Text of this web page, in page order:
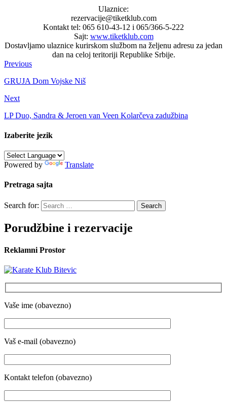
Ulaznice:
rezervacije@tiketklub.com
Kontakt tel: 065 610-43-12 i 065/366-5-222
Sajt: www.tiketklub.com
Dostavljamo ulaznice kurirskom službom na željenu adresu za jedan
dan na celoj teritoriji Republike Srbije.
Previous
GRUJA Dom Vojske Niš
Next
LP Duo, Sandra & Jeroen van Veen Kolarčeva zadužbina
Izaberite jezik
Powered by Translate
Pretraga sajta
Search for:
Porudžbine i rezervacije
Reklamni Prostor
Vaše ime (obavezno)
Vaš e-mail (obavezno)
Kontakt telefon (obavezno)